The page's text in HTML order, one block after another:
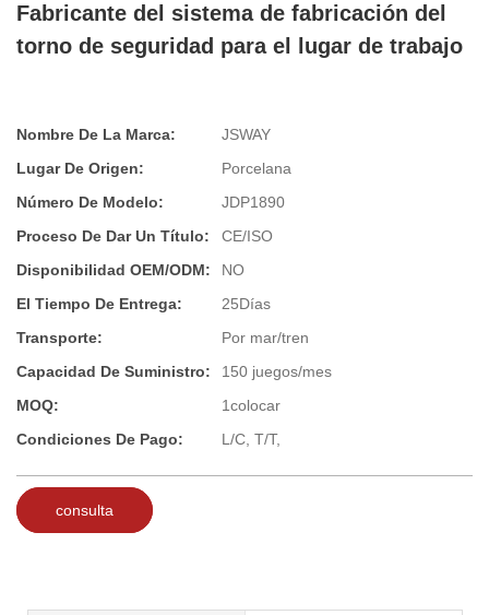
Fabricante del sistema de fabricación del
torno de seguridad para el lugar de trabajo
Nombre De La Marca:
JSWAY
Lugar De Origen:
Porcelana
Número De Modelo:
JDP1890
Proceso De Dar Un Título:
CE/ISO
Disponibilidad OEM/ODM:
NO
El Tiempo De Entrega:
25Días
Transporte:
Por mar/tren
Capacidad De Suministro:
150 juegos/mes
MOQ:
1colocar
Condiciones De Pago:
L/C, T/T,
consulta